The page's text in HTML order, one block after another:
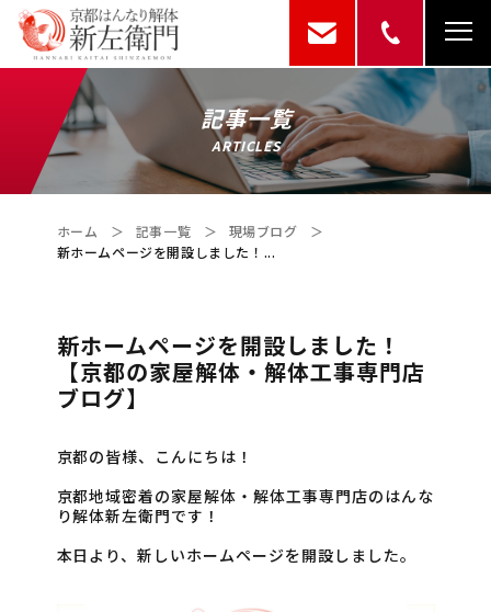
記事一覧
ARTICLES
ホーム ＞ 記事一覧 ＞ 現場ブログ
＞
新ホームページを開設しました！...
新ホームページを開設しました！
【京都の家屋解体・解体工事専門店
ブログ】
京都の皆様、こんにちは！
京都地域密着の家屋解体・解体工事専門店のはんな
り解体新左衛門です！
本日より、新しいホームページを開設しました。